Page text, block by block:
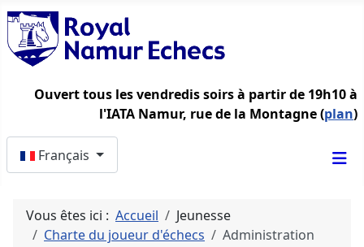
Ouvert tous les vendredis soirs à partir de 19h10 à
l'IATA Namur, rue de la Montagne (plan)
Français
Vous êtes ici : Accueil
Jeunesse
Charte du joueur d'échecs
Administration